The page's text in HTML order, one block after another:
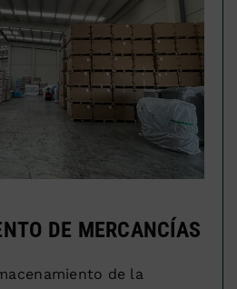
DE MERCANCÍAS
de la